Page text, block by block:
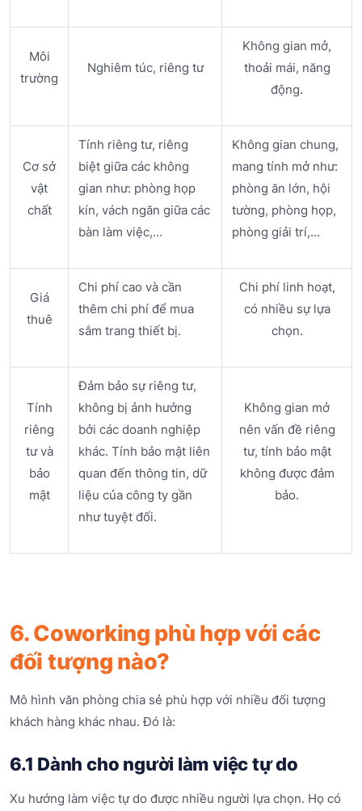
Môi
trường
Nghiêm túc, riêng tư
Không gian mở,
thoải mái, năng
động.
Cơ sở
vật
chất
Tính riêng tư, riêng
biệt giữa các không
gian như: phòng họp
kín, vách ngăn giữa các
bàn làm việc,…
Không gian chung,
mang tính mở như:
phòng ăn lớn, hội
tường, phòng họp,
phòng giải trí,…
Giá
thuê
Chi phí cao và cần
thêm chi phí để mua
sắm trang thiết bị.
Chi phí linh hoạt,
có nhiều sự lựa
chọn.
Tính
riêng
tư và
bảo
mật
Đảm bảo sự riêng tư,
không bị ảnh hưởng
bởi các doanh nghiệp
khác. Tính bảo mật liên
quan đến thông tin, dữ
liệu của công ty gần
như tuyệt đối.
Không gian mở
nên vấn đề riêng
tư, tính bảo mật
không được đảm
bảo.
6. Coworking phù hợp với các
đối tượng nào?
Mô hình văn phòng chia sẻ phù hợp với nhiều đối tượng
khách hàng khác nhau. Đó là:
6.1 Dành cho người làm việc tự do
Xu hướng làm việc tự do được nhiều người lựa chọn. Họ có